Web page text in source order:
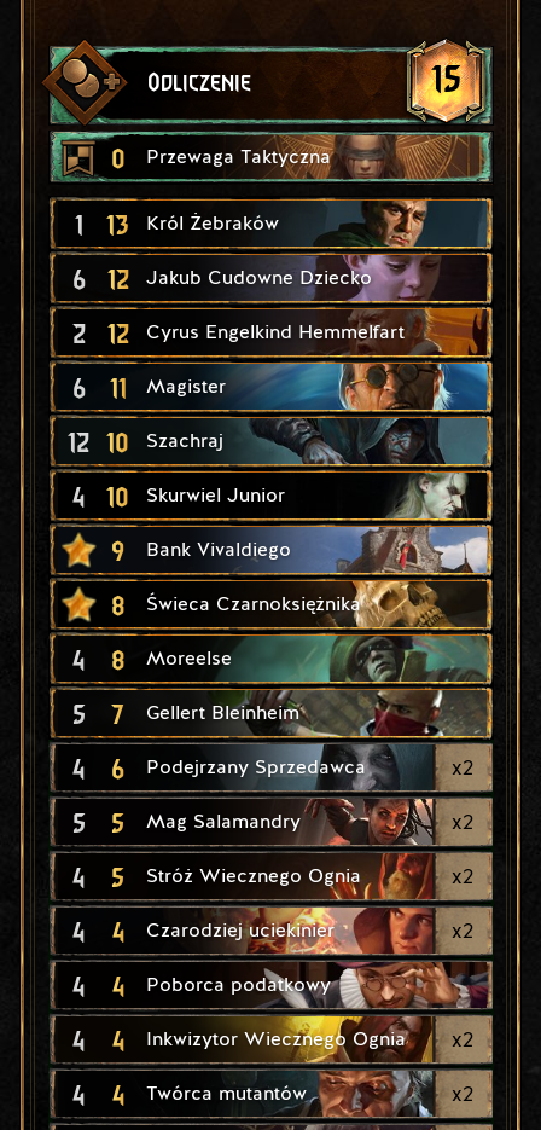
Odliczenie 15
0 Przewaga Taktyczna
1 13 Król Żebraków
6 12 Jakub Cudowne Dziecko
2 12 Cyrus Engelkind Hemmelfart
6 11 Magister
12 10 Szachraj
4 10 Skurwiel Junior
9 Bank Vivaldiego
8 Świeca Czarnoksiężnika
4 8 Moreelse
5 7 Gellert Bleinheim
4 6 Podejrzany Sprzedawca x2
5 5 Mag Salamandry x2
4 5 Stróż Wiecznego Ognia x2
4 4 Czarodziej uciekinier x2
4 4 Poborca podatkowy
4 4 Inkwizytor Wiecznego Ognia x2
4 4 Twórca mutantów x2